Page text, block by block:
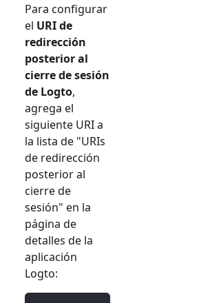
Para configurar
el URI de
redirección
posterior al
cierre de sesión
de Logto,
agrega el
siguiente URI a
la lista de "URIs
de redirección
posterior al
cierre de
sesión" en la
página de
detalles de la
aplicación
Logto: